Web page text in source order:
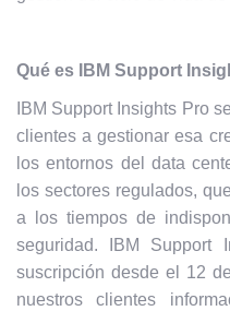
Qué es IBM Support
IBM Support Insights Pro
clientes a gestionar esa
los entornos del data
los sectores regulados,
a los tiempos de
seguridad. IBM Support
suscripción desde el 12
nuestros clientes